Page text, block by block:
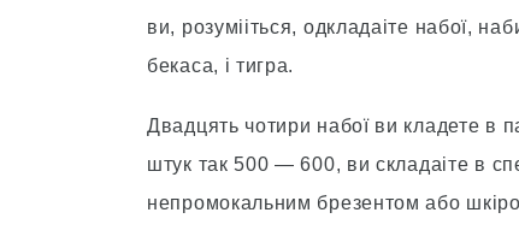
ви, розумiіться, одкладаіте набої,
бекаса, i тигра.
Двадцять чотири набої ви кладете в
штук так 500 — 600, ви складаіте в
непромокальним брезентом або